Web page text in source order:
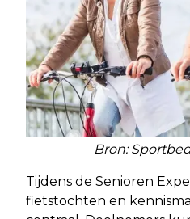
Bron:
Tijdens de Senioren
fietstochten en